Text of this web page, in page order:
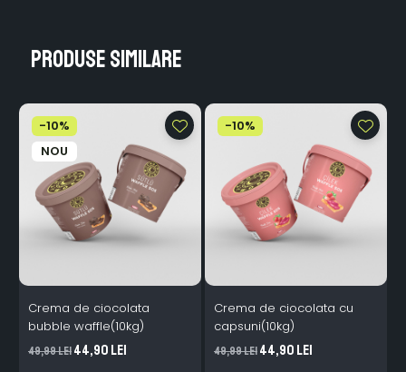
Produse similare
-10%
NOU
Crema de ciocolata
bubble waffle(10kg)
49,99 Lei44,90 Lei
-10%
Crema de ciocolata cu
capsuni(10kg)
49,99 Lei44,90 Lei